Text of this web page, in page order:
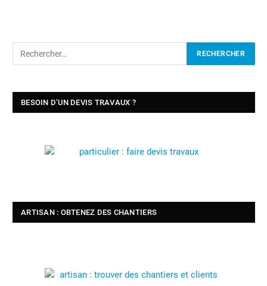
BESOIN D’UN DEVIS TRAVAUX ?
ARTISAN : OBTENEZ DES CHANTIERS